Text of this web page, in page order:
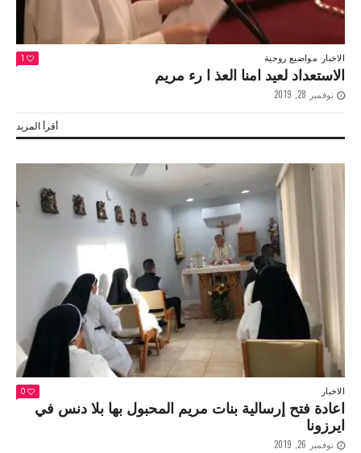
الاخبار مواضيع روحية 1
الاستعداد لعيد امنا العذ ا رء مريم
نوفمبر 28, 2019
أقرأ المزيد
الاخبار 0
اعادة فتح إرسالية بنات مريم المحبول بها بلا دنس في
ايرزونا
نوفمبر 26, 2019